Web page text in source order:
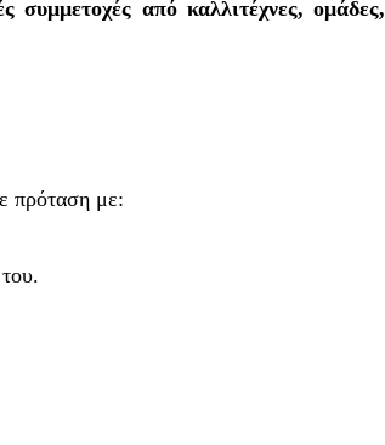
συμμετοχές από καλλιτέχνες, ομάδες,
πρόταση με: